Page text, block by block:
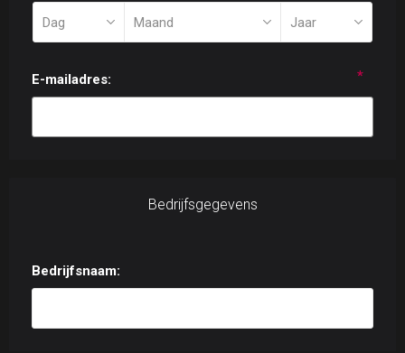
E-mailadres: *
Bedrijfsgegevens
Bedrijfsnaam: